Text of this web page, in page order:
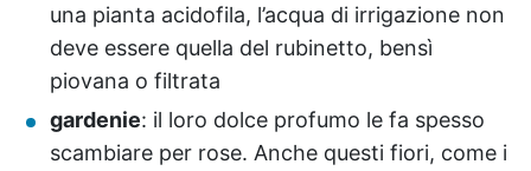
una pianta acidofila, l’acqua di irrigazione non
deve essere quella del rubinetto, bensì
piovana o filtrata
gardenie: il loro dolce profumo le fa spesso
scambiare per rose. Anche questi fiori, come i